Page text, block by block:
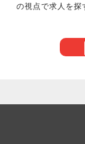
の視点で求人を探